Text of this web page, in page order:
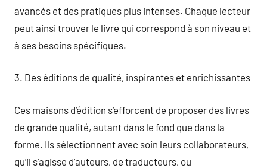
avancés et des pratiques plus intenses. Chaque lecteur
peut ainsi trouver le livre qui correspond à son niveau et
à ses besoins spécifiques.
3. Des éditions de qualité, inspirantes et enrichissantes
Ces maisons d’édition s’efforcent de proposer des livres
de grande qualité, autant dans le fond que dans la
forme. Ils sélectionnent avec soin leurs collaborateurs,
qu’il s’agisse d’auteurs, de traducteurs, ou